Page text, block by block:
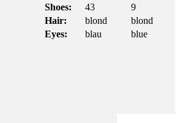
Shoes:
43
9
Hair:
blond
blond
Eyes:
blau blue